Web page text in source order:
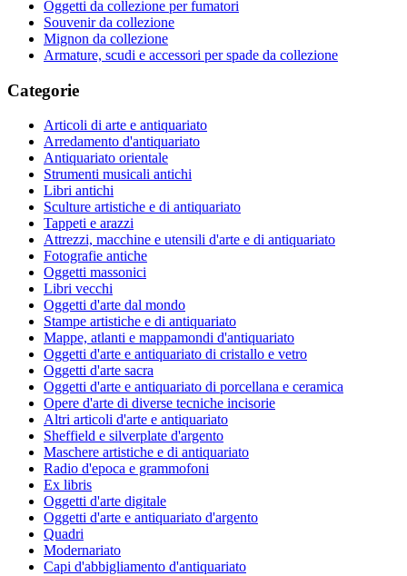
Oggetti da collezione per fumatori
Souvenir da collezione
Mignon da collezione
Armature, scudi e accessori per spade da collezione
Categorie
Articoli di arte e antiquariato
Arredamento d'antiquariato
Antiquariato orientale
Strumenti musicali antichi
Libri antichi
Sculture artistiche e di antiquariato
Tappeti e arazzi
Attrezzi, macchine e utensili d'arte e di antiquariato
Fotografie antiche
Oggetti massonici
Libri vecchi
Oggetti d'arte dal mondo
Stampe artistiche e di antiquariato
Mappe, atlanti e mappamondi d'antiquariato
Oggetti d'arte e antiquariato di cristallo e vetro
Oggetti d'arte sacra
Oggetti d'arte e antiquariato di porcellana e ceramica
Opere d'arte di diverse tecniche incisorie
Altri articoli d'arte e antiquariato
Sheffield e silverplate d'argento
Maschere artistiche e di antiquariato
Radio d'epoca e grammofoni
Ex libris
Oggetti d'arte digitale
Oggetti d'arte e antiquariato d'argento
Quadri
Modernariato
Capi d'abbigliamento d'antiquariato